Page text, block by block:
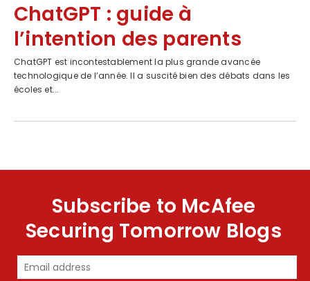
ChatGPT : guide à
l’intention des parents
ChatGPT est incontestablement la plus grande avancée
technologique de l’année. Il a suscité bien des débats dans les
écoles et...
Subscribe to McAfee
Securing Tomorrow Blogs